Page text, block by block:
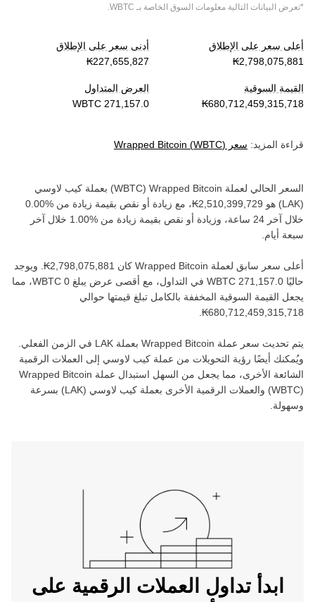
*تعرض البيانات التالية معلومات السوق الخاصة بـ WBTC
.
أعلى سعر على الإطلاق
أدنى سعر على الإطلاق
القيمة السوقية
العرض المتداول
قراءة المزيد: سعر Wrapped Bitcoin (WBTC)
السعر الحالي لعملة ‏ Wrapped Bitcoin
(‏
WBTC) بعملة ‏ كيب لاوسي
(‏
LAK) هو ‏ ، مع زيادة أو نقص بقيمة ‏ زيادة من ‏
خلال آخر 24 ساعة، وزيادة أو نقص بقيمة ‏
زيادة من ‏
خلال آخر
سبعة أيام.
أعلى سعر سابق لعملة ‏ Wrapped Bitcoin كان ‏
. ويوجد
حاليًا ‏
في التداول، مع أقصى عرض يبلغ ‏
، مما
يجعل القيمة السوقية المخففة بالكامل تبلغ قيمتها حوالي
يتم تحديث سعر عملة ‏ Wrapped Bitcoin بعملة ‏ LAK في الزمن الفعلي.
ويُمكنك أيضًا رؤية التحويلات من عملة ‏ كيب لاوسي إلى العملات الرقمية
الشائعة الأخرى، مما يجعل من السهل استبدال عملة ‏ Wrapped Bitcoin
(‏
WBTC) والعملات الرقمية الأخرى بعملة ‏ كيب لاوسي (‏
LAK) بسرعة
وسهولة.
ابدأ تداول العملات الرقمية على